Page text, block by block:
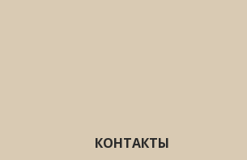
КОНТАКТЫ